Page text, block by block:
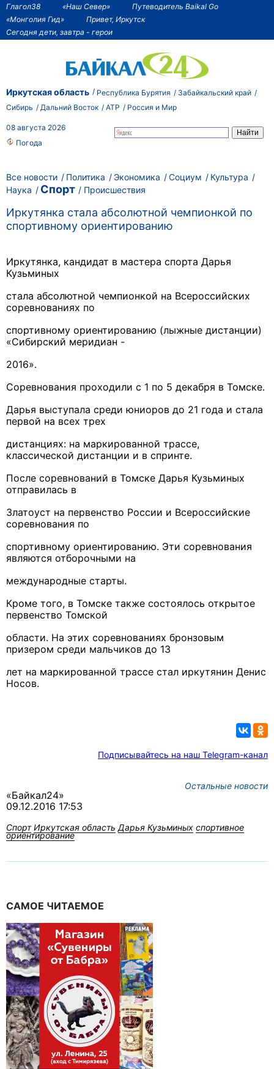
Глагол38 «Наш Север»
Путеводитель Baikal Go
«Монголия Гид»
Привет, Иркутск
Сегодня дети, завтра - герои
Иркутская область Республика Бурятия
Забайкальский край
Сибирь
Дальний Восток АТР Россия и Мир
08 августа 2026
Погода
Все новости Политика Экономика Социум
Культура
Наука
Спорт Происшествия
Иркутянка стала абсолютной чемпионкой по
спортивному ориентированию
Иркутянка, кандидат в мастера спорта Дарья
Кузьминых
стала абсолютной чемпионкой на Всероссийских
соревнованиях по
спортивному ориентированию (лыжные дистанции)
«Сибирский меридиан -
2016».
Соревнования проходили с 1 по 5 декабря в Томске.
Дарья выступала среди юниоров до 21 года и стала
первой на всех трех
дистанциях: на маркированной трассе,
классической дистанции и в спринте.
После соревнований в Томске Дарья Кузьминых
отправилась в
Златоуст на первенство России и Всероссийские
соревнования по
спортивному ориентированию. Эти соревнования
являются отборочными на
международные старты.
Кроме того, в Томске также состоялось открытое
первенство Томской
области. На этих соревнованиях бронзовым
призером среди мальчиков до 13
лет на маркированной трассе стал иркутянин Денис
Носов.
Подписывайтесь на наш Telegram-канал
Остальные новости
«Байкал24»
09.12.2016 17:53
Спорт Иркутская область Дарья Кузьминых спортивное
ориентирование
САМОЕ ЧИТАЕМОЕ